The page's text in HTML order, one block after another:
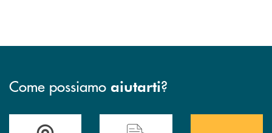
Come possiamo aiutarti?
Accedi all' elenco completo&nbsp; delle&nbsp; filiali&nbsp; di Banca
Hai bisogno di assistenza immediata?